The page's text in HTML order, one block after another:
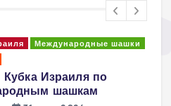
Международные шашки
Кубка Израиля по
шашкам